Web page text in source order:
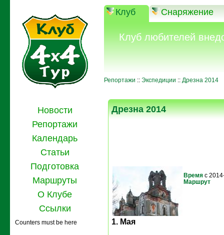
Клуб Снаряжение
Клуб любителей
Репортажи :: Экспедиции :: Дрезна 2014
Новости
Репортажи
Календарь
Статьи
Подготовка
Маршруты
О Клубе
Ссылки
Counters must be here
Дрезна 2014
Время с
Маршрут
1. Мая